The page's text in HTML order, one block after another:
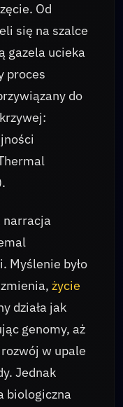
Od
się na szalce
gazela ucieka
proces
do
narracja
Myślenie było
życie
działa jak
genomy, aż
w upale
Jednak
biologiczna